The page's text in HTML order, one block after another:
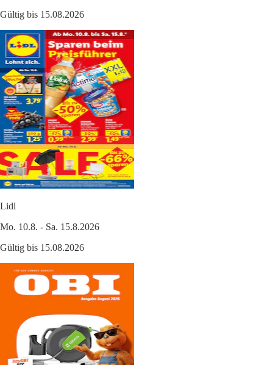
Gültig bis 15.08.2026
Lidl
Mo. 10.8. - Sa. 15.8.2026
Gültig bis 15.08.2026